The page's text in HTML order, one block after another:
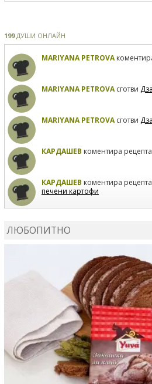
199ДУШИ ОНЛАЙН
MARIYANA PETROVA
MARIYANA PETROVAсготви
MARIYANA PETROVAсготви
КАРДАШЕВ коментира
КАРДАШЕВ коментира
печени картофи
ЛЮБОПИТНО